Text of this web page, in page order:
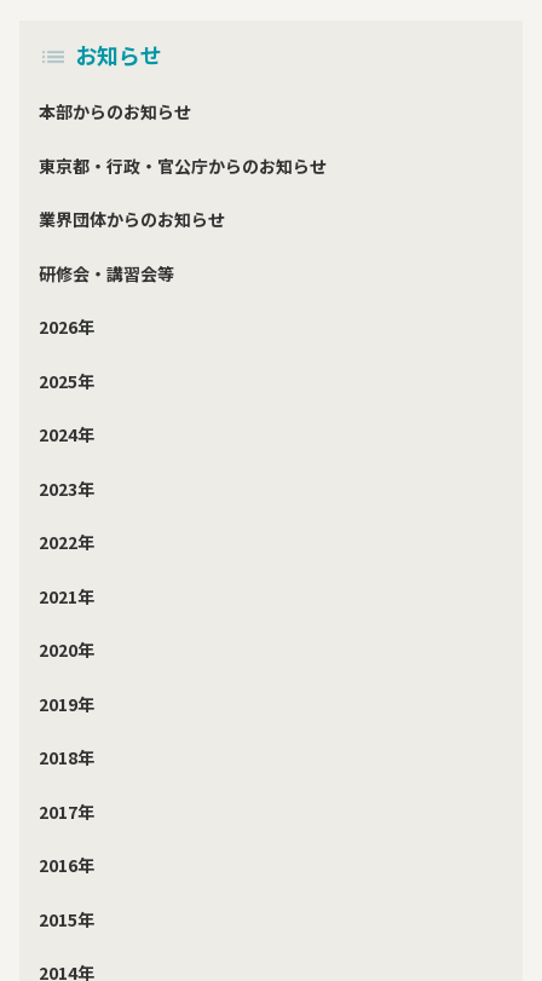
お知らせ
本部からのお知らせ
東京都・行政・官公庁からのお知らせ
業界団体からのお知らせ
研修会・講習会等
2026年
2025年
2024年
2023年
2022年
2021年
2020年
2019年
2018年
2017年
2016年
2015年
2014年